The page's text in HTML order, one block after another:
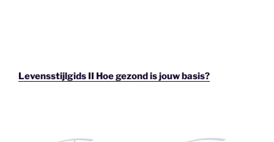
Levensstijlgids II Hoe gezond is jouw basis?